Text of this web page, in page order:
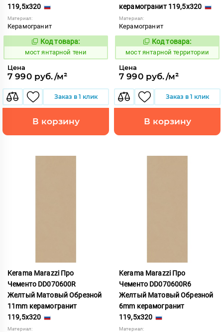
119,5x320
Материал:
Керамогранит
1031103
Код товара:
мост янтарной тени
Цена
7 990 руб./м²
Заказ в 1 клик
В корзину
керамогранит 119,5x320
Материал:
Керамогранит
1031104
Код товара:
мост янтарной территории
Цена
7 990 руб./м²
Заказ в 1 клик
В корзину
Kerama Marazzi Про
Чементо DD070600R
Желтый Матовый Обрезной
11mm керамогранит
119,5x320
Материал:
Kerama Marazzi Про
Чементо DD070600R6
Желтый Матовый Обрезной
6mm керамогранит
119,5x320
Материал: